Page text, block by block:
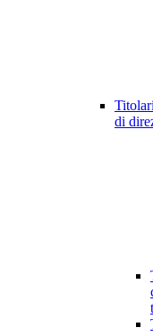
di